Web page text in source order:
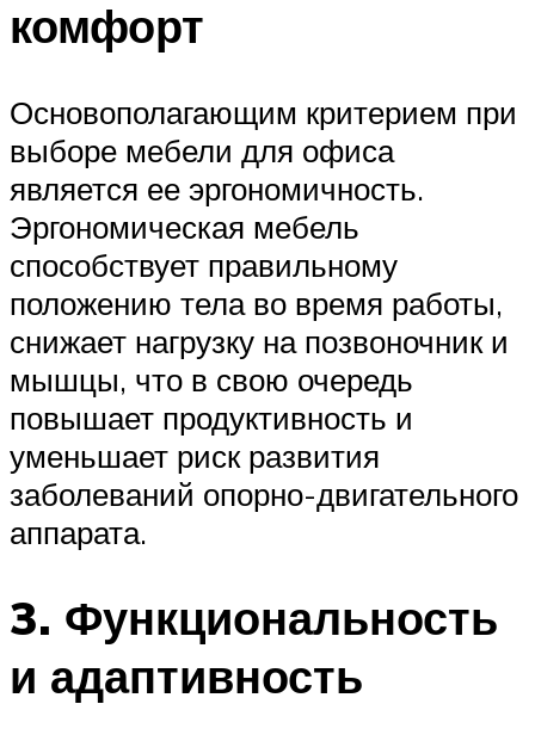
комфорт
Основополагающим критерием при
выборе мебели для офиса
является ее эргономичность.
Эргономическая мебель
способствует правильному
положению тела во время работы,
снижает нагрузку на позвоночник и
мышцы, что в свою очередь
повышает продуктивность и
уменьшает риск развития
заболеваний опорно-двигательного
аппарата.
3. Функциональность
и адаптивность